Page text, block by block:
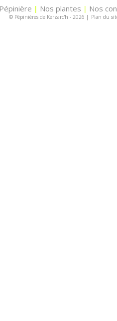
| Nos plantes | Nos
© Pépinières de Kerzarc'h - 2026 | Plan du